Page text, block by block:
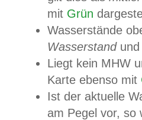
mit Grün
Wasserstände
Wasserstandund
Liegt kein MHW
Karte ebenso mit
Ist der aktuelle
am Pegel vor,